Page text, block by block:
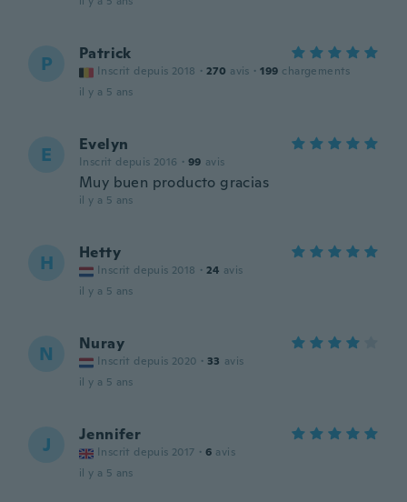
P Patrick
Inscrit depuis 2018 · 270 avis · 199 chargements
il y a 5 ans
E Evelyn
Inscrit depuis 2016 · 99 avis
Muy buen producto gracias
il y a 5 ans
H Hetty
Inscrit depuis 2018 · 24 avis
il y a 5 ans
N Nuray
Inscrit depuis 2020 · 33 avis
il y a 5 ans
J Jennifer
Inscrit depuis 2017 · 6 avis
il y a 5 ans